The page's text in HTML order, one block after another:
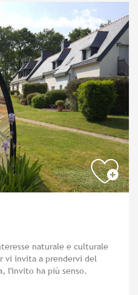
naturale e culturale
vi invita a prendervi del
l'invito ha più senso.